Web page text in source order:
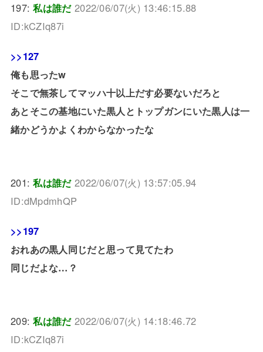
197:私は誰だ 2022/06/07(火) 13:46:15.88
ID:kCZIq87i
>>127
俺も思ったw
そこで無茶してマッハ十以上だす必要ないだろと
あとそこの基地にいた黒人とトップガンにいた黒人は一
緒かどうかよくわからなかったな
201:私は誰だ 2022/06/07(火) 13:57:05.94
ID:dMpdmhQP
>>197
おれあの黒人同じだと思って見てたわ
同じだよな…？
209:私は誰だ 2022/06/07(火) 14:18:46.72
ID:kCZIq87i